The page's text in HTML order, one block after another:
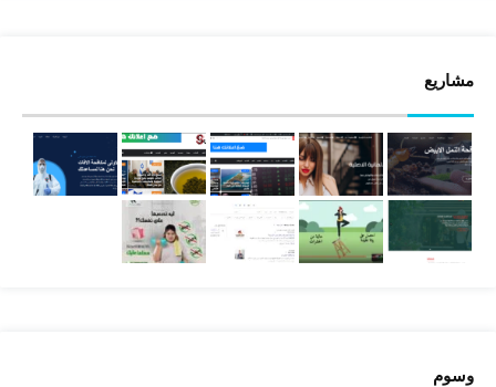
مشاريع
وسوم